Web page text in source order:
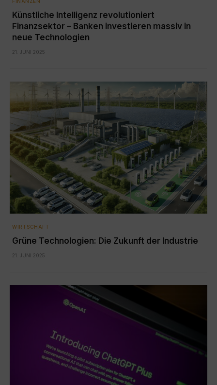
Künstliche Intelligenz revolutioniert
Finanzsektor – Banken investieren massiv in
neue Technologien
21. JUNI 2025
WIRTSCHAFT
Grüne Technologien: Die Zukunft der Industrie
21. JUNI 2025